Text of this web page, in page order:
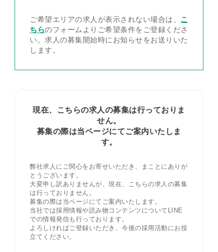
ご希望エリアの求人が表示されない場合は、 こ
ちらのフォームよりご希望条件をご登録くださ
い。求人の募集開始時にお知らせをお送りいた
します。
現在、こちらの求人の募集は行っておりま
せん。
募集の際は当ページにてご案内いたしま
す。
弊社求人にご関心をお寄せいただき、まことにありが
とうございます。
大変申し訳ありませんが、現在、こちらの求人の募集
は行っておりません。
募集の際は当ページにてご案内いたします。
当社では採用情報や読み物コンテンツについてLINE
での情報発信も行っております。
よろしければご登録いただき、今後の採用活動にお役
立てください。